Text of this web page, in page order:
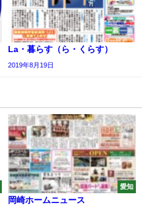
La・暮らす（ら・くらす）
2019年8月19日
愛知
岡崎ホームニュース